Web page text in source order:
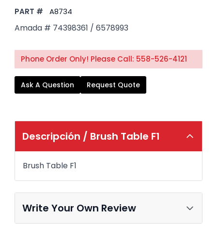
PART # A8734
Amada # 74398361 / 6578993
Phone Order Only! Please Call: 558-526-4121
Ask A Question Request Quote
Descripción / Brush Table F1
Brush Table F1
Write Your Own Review